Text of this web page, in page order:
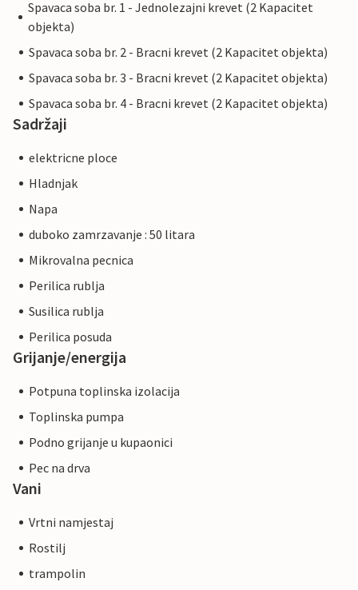
Spavaca soba br. 1 - Jednolezajni krevet (2 Kapacitet
objekta)
Spavaca soba br. 2 - Bracni krevet (2 Kapacitet objekta)
Spavaca soba br. 3 - Bracni krevet (2 Kapacitet objekta)
Spavaca soba br. 4 - Bracni krevet (2 Kapacitet objekta)
Sadržaji
elektricne ploce
Hladnjak
Napa
duboko zamrzavanje : 50 litara
Mikrovalna pecnica
Perilica rublja
Susilica rublja
Perilica posuda
Grijanje/energija
Potpuna toplinska izolacija
Toplinska pumpa
Podno grijanje u kupaonici
Pec na drva
Vani
Vrtni namjestaj
Rostilj
trampolin